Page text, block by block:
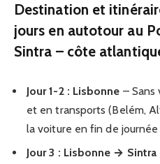
Destination et
jours en autotour au
Sintra – côte
Jour 1-2 : Lisbonne – Sans
et en transports (Belém,
la voiture en fin de journée
Jour 3 : Lisbonne →